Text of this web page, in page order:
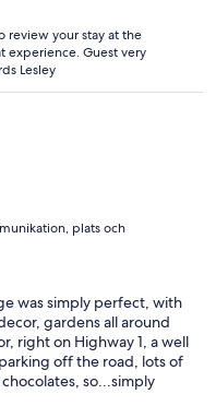
review your stay at the
experience. Guest very
Lesley
plats och
was simply perfect, with
gardens all around
right on Highway 1, a well
off the road, lots of
so...simply